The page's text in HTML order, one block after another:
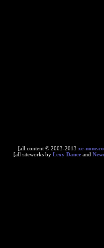
[all content © 2003-2013 xe-
[all siteworks by Lexy Danceand